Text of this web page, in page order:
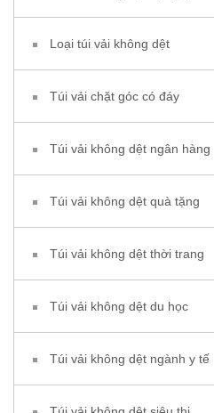
Loại túi vải không dệt
Túi vải chặt góc có đáy
Túi vải không dệt ngân hàng
Túi vải không dệt quà tặng
Túi vải không dệt thời trang
Túi vải không dệt du học
Túi vải không dệt ngành y tế